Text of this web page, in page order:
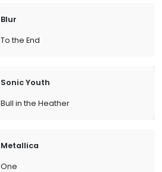
Blur
To the End
Sonic Youth
Bull in the Heather
Metallica
One